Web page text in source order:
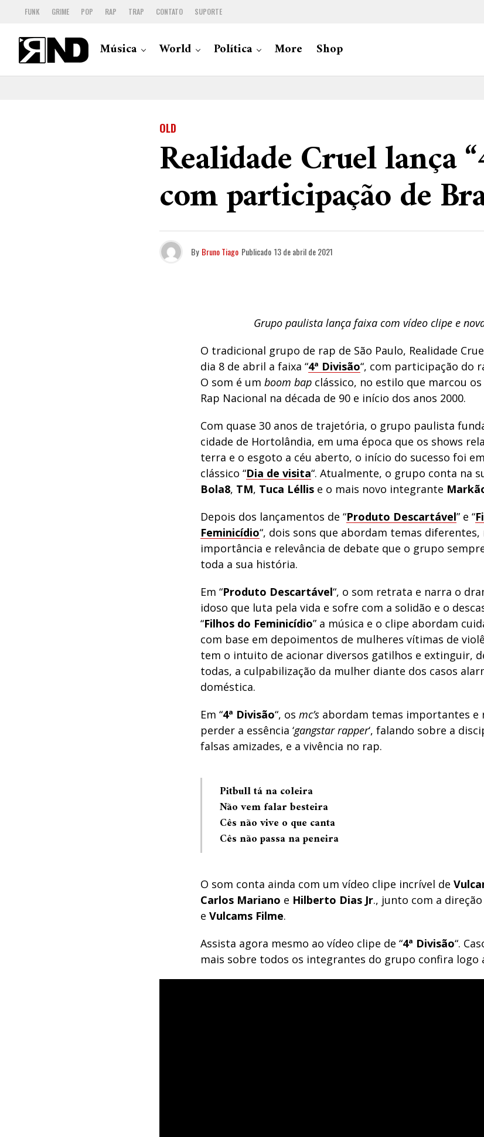
FUNK GRIME POP RAP TRAP CONTATO SUPORTE
Música World Política More Shop
OLD
Realidade Cruel lança
com participação de
By Bruno Tiago Publicado 13 de abril de 2021
Grupo paulista lança faixa com vídeo clipe e
O tradicional grupo de rap de São Paulo, Realidade
dia 8 de abril a faixa “4ª Divisão“, com participação do
O som é um boom bap clássico, no estilo que marcou
Rap Nacional na década de 90 e início dos anos 2000.
Com quase 30 anos de trajetória, o grupo paulista
cidade de Hortolândia, em uma época que os shows
terra e o esgoto a céu aberto, o início do sucesso foi
clássico “Dia de visita“. Atualmente, o grupo conta na
Bola8, TM, Tuca Léllis e o mais novo integrante
Depois dos lançamentos de “Produto Descartável” e “
Feminicídio“, dois sons que abordam temas diferentes,
importância e relevância de debate que o grupo
toda a sua história.
Em “Produto Descartável“, o som retrata e narra o
idoso que luta pela vida e sofre com a solidão e o
“Filhos do Feminicídio” a música e o clipe abordam
com base em depoimentos de mulheres vítimas de
tem o intuito de acionar diversos gatilhos e extinguir,
todas, a culpabilização da mulher diante dos casos
doméstica.
Em “4ª Divisão“, os mc’s abordam temas importantes e
perder a essência ‘gangstar rapper‘, falando sobre a
falsas amizades, e a vivência no rap.
Pitbull tá na coleira
Não vem falar besteira
Cês não vive o que canta
Cês não passa na peneira
O som conta ainda com um vídeo clipe incrível de
Carlos Mariano e Hilberto Dias Jr., junto com a direção
e Vulcams Filme.
Assista agora mesmo ao vídeo clipe de “4ª Divisão“.
mais sobre todos os integrantes do grupo confira logo